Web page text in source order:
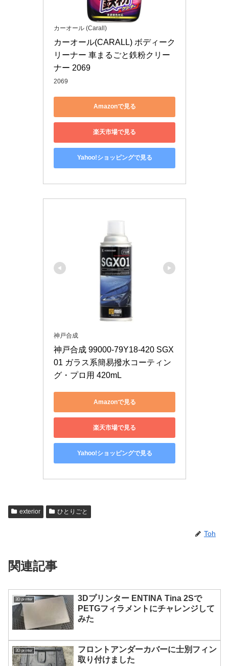
カーオール (Carall)
カーオール(CARALL) ボディーク
リーナー 車まるごと鉄粉クリー
ナー 2069
2069
Amazonで見る
楽天市場で見る
Yahoo!ショッピングで見る
神戸合成
神戸合成 99000-79Y18-420 SGX
01 ガラス系簡易撥水コーティン
グ・プロ用 420mL
Amazonで見る
楽天市場で見る
Yahoo!ショッピングで見る
exterior ひとりごと
Toh
関連記事
3D printer
3Dプリンター ENTINA Tina 2Sで
PETGフィラメントにチャレンジして
みた
3D printer
フロントアンダーカバーに士別フィン
取り付けました